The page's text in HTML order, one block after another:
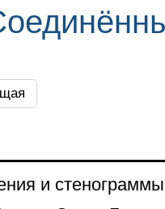
и стенограммы